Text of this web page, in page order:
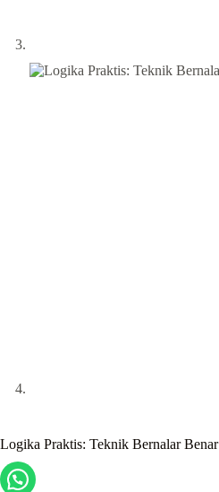
Logika Praktis: Teknik Bernalar Benar